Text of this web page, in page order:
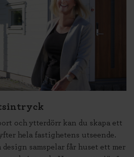
och ytterdörr kan du skapa ett
hela fastighetens utseende.
samspelar får huset ett mer